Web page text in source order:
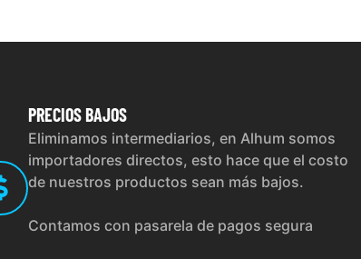
PRECIOSBAJOS
Eliminamos intermediarios, en Alhum somos
importadores directos, esto hace que el costo
de nuestros productos sean más bajos.
Contamos con pasarela de pagos segura